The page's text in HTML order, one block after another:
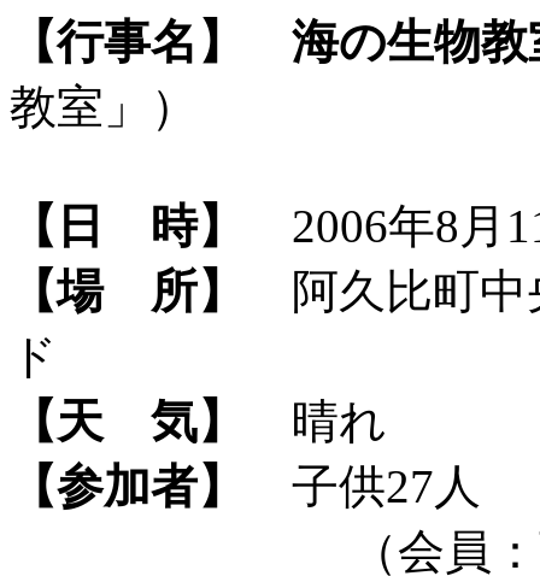
【行事名】
海の生物教
教室」）
【日 時】
2006年8月
【場 所】
阿久比町中
ド
【天 気】
晴れ
【参加者】
子供27人